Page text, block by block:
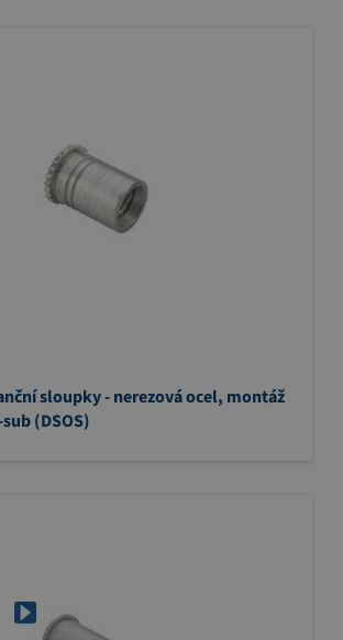
sloupky - nerezová ocel, montáž
(DSOS)